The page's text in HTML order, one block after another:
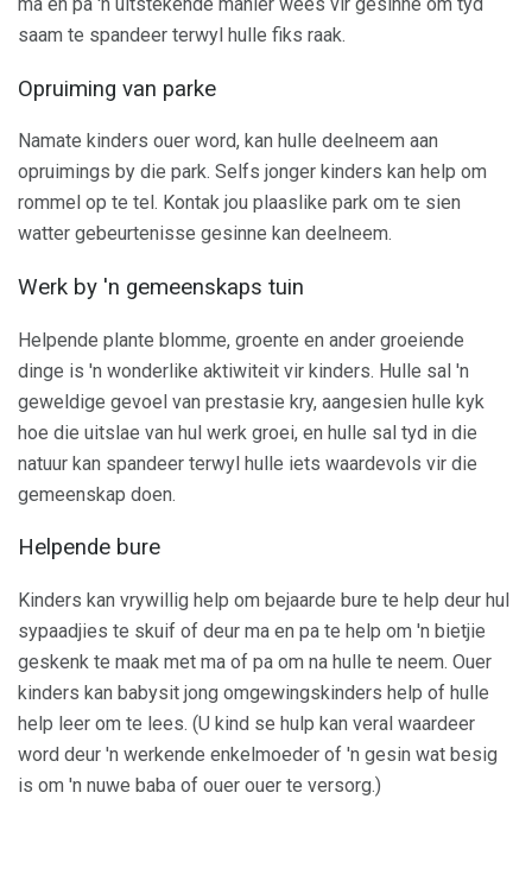
saam te spandeer terwyl hulle fiks raak.
Opruiming van parke
Namate kinders ouer word, kan hulle deelneem aan
opruimings by die park. Selfs jonger kinders kan help om
rommel op te tel. Kontak jou plaaslike park om te sien
watter gebeurtenisse gesinne kan deelneem.
Werk by 'n gemeenskaps tuin
Helpende plante blomme, groente en ander groeiende
dinge is 'n wonderlike aktiwiteit vir kinders. Hulle sal 'n
geweldige gevoel van prestasie kry, aangesien hulle kyk
hoe die uitslae van hul werk groei, en hulle sal tyd in die
natuur kan spandeer terwyl hulle iets waardevols vir die
gemeenskap doen.
Helpende bure
Kinders kan vrywillig help om bejaarde bure te help deur hul
sypaadjies te skuif of deur ma en pa te help om 'n bietjie
geskenk te maak met ma of pa om na hulle te neem. Ouer
kinders kan babysit jong omgewingskinders help of hulle
help leer om te lees. (U kind se hulp kan veral waardeer
word deur 'n werkende enkelmoeder of 'n gesin wat besig
is om 'n nuwe baba of ouer ouer te versorg.)